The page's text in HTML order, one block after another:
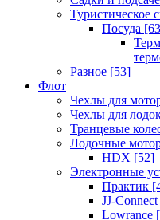
Туристическое
Посуда
Разное [53]
Флот
Чехлы для
Чехлы для
Транцевые
Лодочные
HDX [52]
Электронные
Практик
JJ-Connect
Lowrance